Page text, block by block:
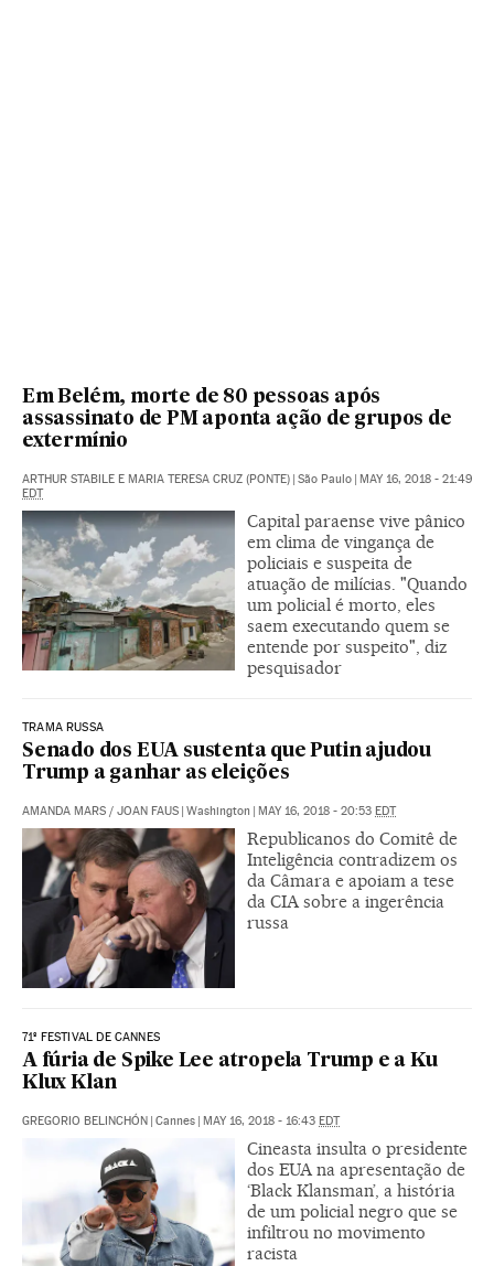
Em Belém, morte de 80 pessoas após
assassinato de PM aponta ação de grupos de
extermínio
ARTHUR STABILE E MARIA TERESA CRUZ (PONTE) São Paulo
MAY 16, 2018 - 21:49
EDT
Capital paraense vive pânico
em clima de vingança de
policiais e suspeita de
atuação de milícias. "Quando
um policial é morto, eles
saem executando quem se
entende por suspeito", diz
pesquisador
TRAMA RUSSA
Senado dos EUA sustenta que Putin ajudou
Trump a ganhar as eleições
AMANDA MARS / JOAN FAUS Washington MAY 16, 2018 - 20:53 EDT
Republicanos do Comitê de
Inteligência contradizem os
da Câmara e apoiam a tese
da CIA sobre a ingerência
russa
71º FESTIVAL DE CANNES
A fúria de Spike Lee atropela Trump e a Ku
Klux Klan
GREGORIO BELINCHÓN Cannes MAY 16, 2018 - 16:43 EDT
Cineasta insulta o presidente
dos EUA na apresentação de
‘Black Klansman’, a história
de um policial negro que se
infiltrou no movimento
racista